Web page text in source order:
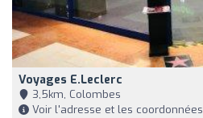
Voyages E.Leclerc
3,5km, Colombes
Voir l'adresse et les coordonnées